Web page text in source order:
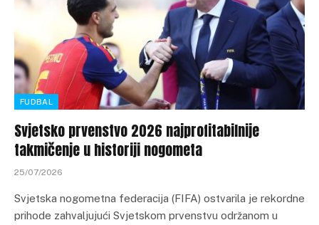
FUDBAL
Svjetsko prvenstvo 2026 najprofitabilnije
takmičenje u historiji nogometa
25/07/2026
Svjetska nogometna federacija (FIFA) ostvarila je rekordne
prihode zahvaljujući Svjetskom prvenstvu održanom u